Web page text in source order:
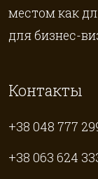
местом как
для бизнес-
Контакты
+38 048 777
+38 063 624